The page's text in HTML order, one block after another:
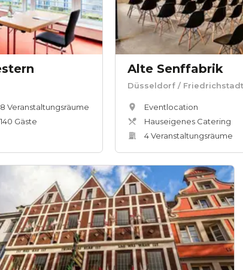
8 Veranstaltungsräume
140 Gäste
Alte Senffabrik
Düsseldorf / Friedrichstadt
Eventlocation
Hauseigenes Catering
4Veranstaltungsräume